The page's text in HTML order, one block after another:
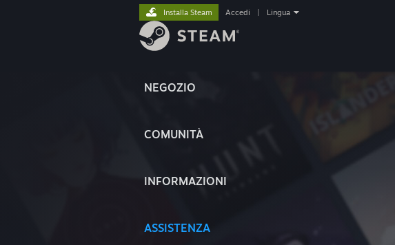
NEGOZIO
COMUNITÀ
INFORMAZIONI
ASSISTENZA
Installa Steam Accedi Lingua